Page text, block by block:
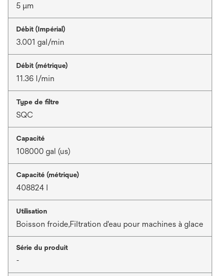
5 μm
Débit (Impérial)
3.001 gal/min
Débit (métrique)
11.36 l/min
Type de filtre
SQC
Capacité
108000 gal (us)
Capacité (métrique)
408824 l
Utilisation
Boisson froide,Filtration d'eau pour machines à glace
Série du produit
-